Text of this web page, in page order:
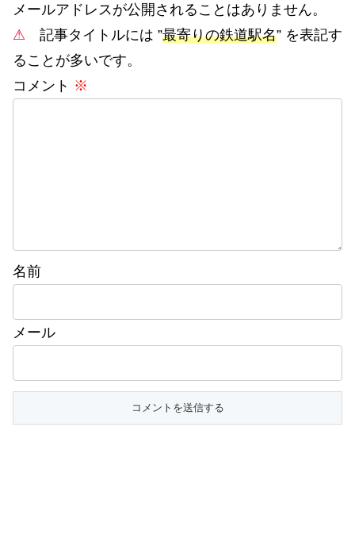
メールアドレスが公開されることはありません。
⚠ 記事タイトルには ”最寄りの鉄道駅名” を表記す
ることが多いです。
コメント ※
名前
メール